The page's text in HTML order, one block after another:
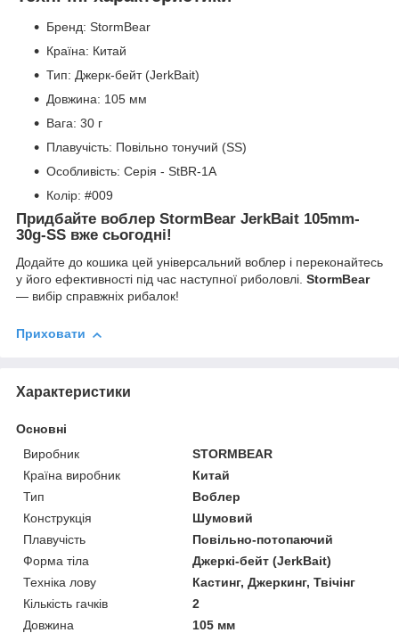
Бренд: StormBear
Країна: Китай
Тип: Джерк-бейт (JerkBait)
Довжина: 105 мм
Вага: 30 г
Плавучість: Повільно тонучий (SS)
Особливість: Серія - StBR-1A
Колір: #009
Придбайте воблер StormBear JerkBait 105mm-
30g-SS вже сьогодні!
Додайте до кошика цей універсальний воблер і переконайтесь
у його ефективності під час наступної риболовлі. StormBear
— вибір справжніх рибалок!
Приховати
Характеристики
Основні
Виробник
STORMBEAR
Країна виробник
Китай
Тип
Воблер
Конструкція
Шумовий
Плавучість
Повільно-потопаючий
Форма тіла
Джеркі-бейт (JerkBait)
Техніка лову
Кастинг, Джеркинг, Твічінг
Кількість гачків
2
Довжина
105 мм